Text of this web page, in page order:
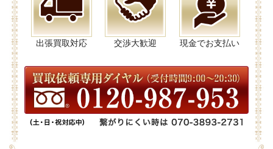
出張買取対応 交渉大歓迎 現金でお支払い